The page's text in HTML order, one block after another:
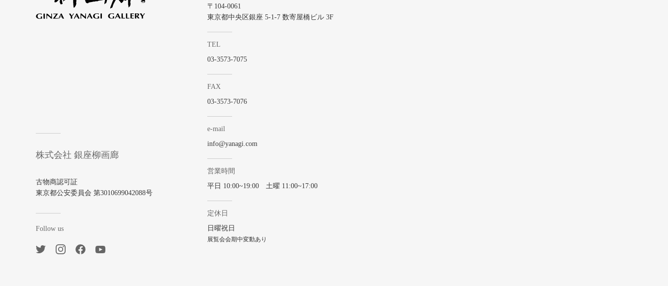
株式会社 銀座柳画廊
古物商認可証
東京都公安委員会 第3010699042088号
Follow us
〒104-0061
東京都中央区銀座 5-1-7 数寄屋橋ビル 3F
TEL
03-3573-7075
FAX
03-3573-7076
e-mail
info@yanagi.com
営業時間
平日 10:00~19:00 土曜 11:00~17:00
定休日
日曜祝日
展覧会会期中変動あり